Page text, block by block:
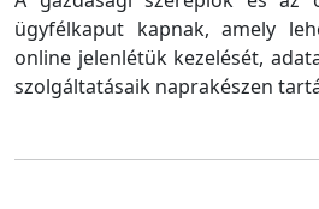
ügyfélkaput kapnak, amely
online jelenlétük kezelését,
szolgáltatásaik naprakészen